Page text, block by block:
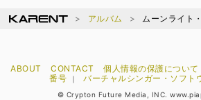
アルバム ムーンライト
ABOUT CONTACT 個人情報の保護について
番号
｜ バーチャルシンガー・ソフト
© Crypton Future Media, INC.